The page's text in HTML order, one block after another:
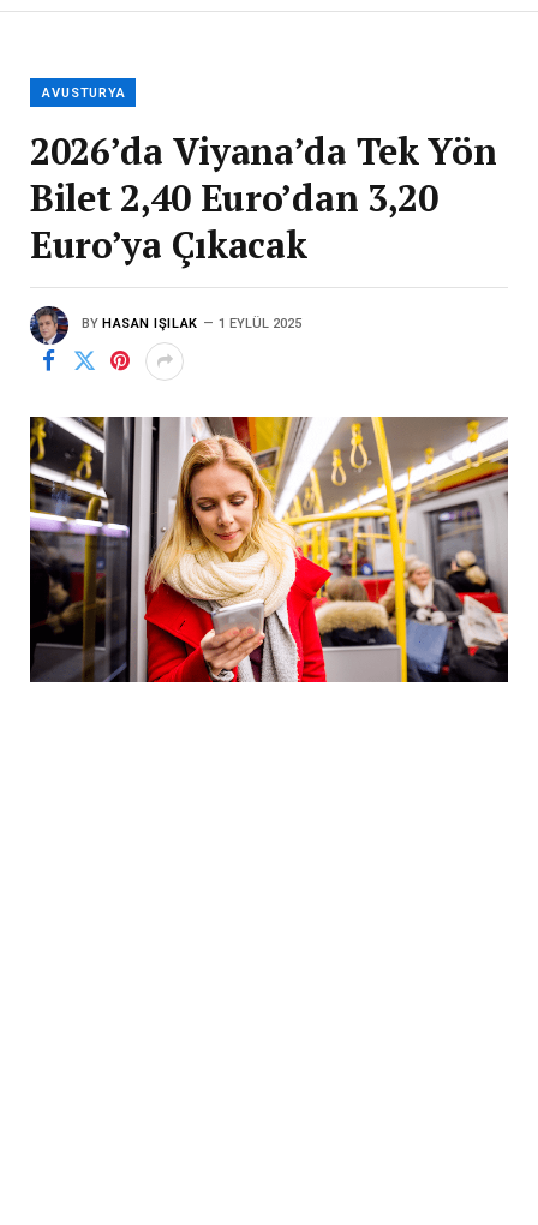
AVUSTURYA
2026’da Viyana’da Tek Yön
Bilet 2,40 Euro’dan 3,20
Euro’ya Çıkacak
BY HASAN IŞILAK 1 EYLÜL 2025